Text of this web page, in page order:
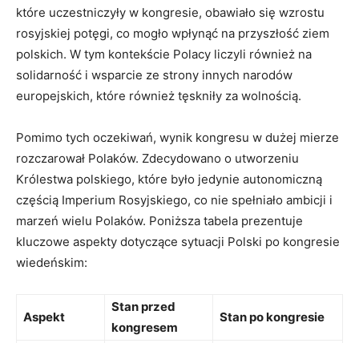
które uczestniczyły w kongresie, obawiało się wzrostu
rosyjskiej potęgi, co mogło wpłynąć na przyszłość ziem
polskich. W tym kontekście Polacy liczyli również na
solidarność i wsparcie ze strony innych narodów
europejskich, które również tęskniły za wolnością.
Pomimo tych oczekiwań, wynik kongresu w dużej mierze
rozczarował Polaków. Zdecydowano o utworzeniu
Królestwa polskiego, które było jedynie autonomiczną
częścią Imperium Rosyjskiego, co nie spełniało ambicji i
marzeń wielu Polaków. Poniższa tabela prezentuje
kluczowe aspekty dotyczące sytuacji Polski po kongresie
wiedeńskim:
Aspekt
Stan przed
kongresem
Stan po kongresie